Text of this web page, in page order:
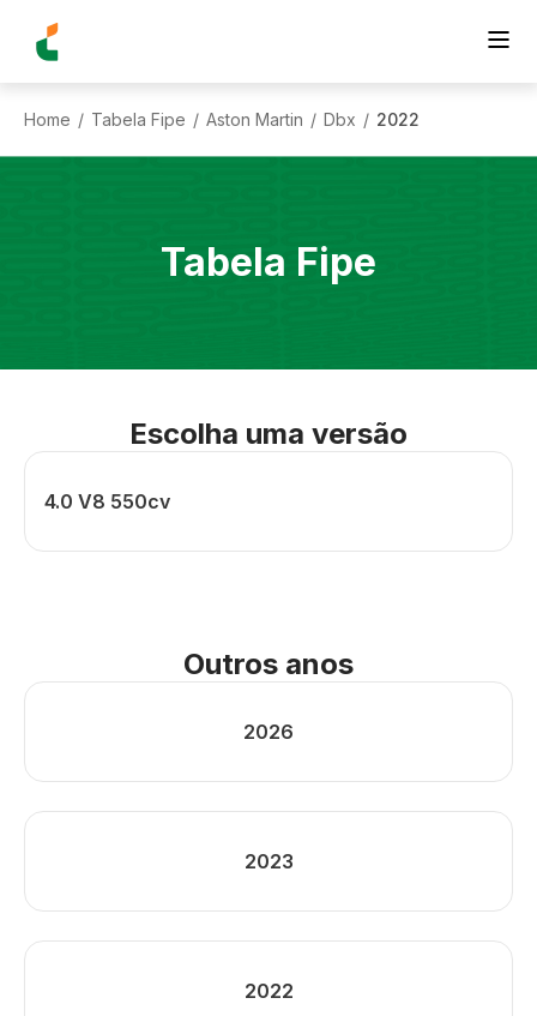
Home / Tabela Fipe / Aston Martin / Dbx / 2022
Tabela Fipe
Escolha uma versão
4.0 V8 550cv
Outros anos
2026
2023
2022